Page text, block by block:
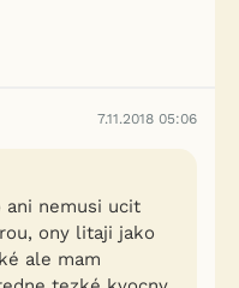
7.11.2018 05:06
ani nemusi ucit
ony litaji jako
ale mam